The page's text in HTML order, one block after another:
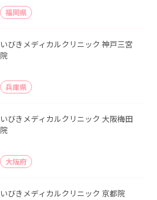
福岡県
いびきメディカルクリニック 神戸三宮
院
兵庫県
いびきメディカルクリニック 大阪梅田
院
大阪府
いびきメディカルクリニック 京都院